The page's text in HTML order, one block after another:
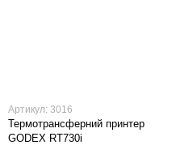
Артикул: 3016
Термотрансферний принтер
GODEX RT730i